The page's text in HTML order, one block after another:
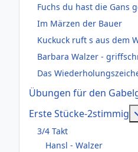
Fuchs du hast die Gans
Im Märzen der Bauer
Kuckuck ruft s aus dem
Barbara Walzer -
Das
Übungen für den
Erste Stücke-2stimmig
3/4 Takt
Hansl - Walzer